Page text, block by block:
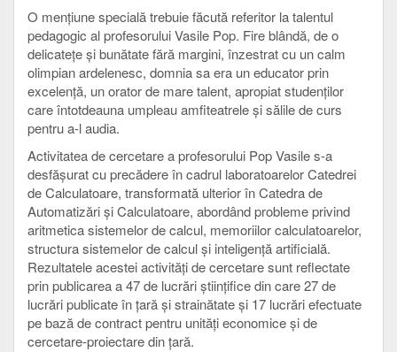
O menţiune specială trebuie făcută referitor la talentul
pedagogic al profesorului Vasile Pop. Fire blândă, de o
delicateţe şi bunătate fără margini, înzestrat cu un calm
olimpian ardelenesc, domnia sa era un educator prin
excelenţă, un orator de mare talent, apropiat studenţilor
care întotdeauna umpleau amfiteatrele şi sălile de curs
pentru a-l audia.
Activitatea de cercetare a profesorului Pop Vasile s-a
desfăşurat cu precădere în cadrul laboratoarelor Catedrei
de Calculatoare, transformată ulterior în Catedra de
Automatizări şi Calculatoare, abordând probleme privind
aritmetica sistemelor de calcul, memoriilor calculatoarelor,
structura sistemelor de calcul şi inteligenţă artificială.
Rezultatele acestei activităţi de cercetare sunt reflectate
prin publicarea a 47 de lucrări ştiinţifice din care 27 de
lucrări publicate în ţară şi strainătate şi 17 lucrări efectuate
pe bază de contract pentru unităţi economice şi de
cercetare-proiectare din ţară.